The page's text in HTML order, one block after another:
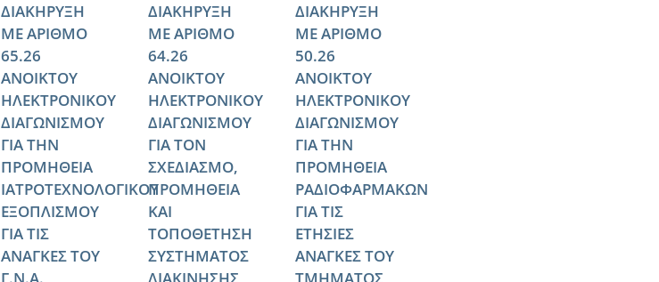
ΔΙΑΚΗΡΥΞΗ
ΜΕ ΑΡΙΘΜΟ
65.26
ΑΝΟΙΚΤΟΥ
ΗΛΕΚΤΡΟΝΙΚΟΥ
ΔΙΑΓΩΝΙΣΜΟΥ
ΓΙΑ ΤΗΝ
ΠΡΟΜΗΘΕΙΑ
ΙΑΤΡΟΤΕΧΝΟΛΟΓΙΚΟΥ
ΕΞΟΠΛΙΣΜΟΥ
ΓΙΑ ΤΙΣ
ΑΝΑΓΚΕΣ ΤΟΥ
ΔΙΑΚΗΡΥΞΗ
ΜΕ ΑΡΙΘΜΟ
64.26
ΑΝΟΙΚΤΟΥ
ΗΛΕΚΤΡΟΝΙΚΟΥ
ΔΙΑΓΩΝΙΣΜΟΥ
ΓΙΑ ΤΟΝ
ΣΧΕΔΙΑΣΜΟ,
ΠΡΟΜΗΘΕΙΑ
ΚΑΙ
ΤΟΠΟΘΕΤΗΣΗ
ΣΥΣΤΗΜΑΤΟΣ
ΔΙΑΚΗΡΥΞΗ
ΜΕ ΑΡΙΘΜΟ
50.26
ΑΝΟΙΚΤΟΥ
ΗΛΕΚΤΡΟΝΙΚΟΥ
ΔΙΑΓΩΝΙΣΜΟΥ
ΓΙΑ ΤΗΝ
ΠΡΟΜΗΘΕΙΑ
ΡΑΔΙΟΦΑΡΜΑΚΩΝ
ΓΙΑ ΤΙΣ
ΕΤΗΣΙΕΣ
ΑΝΑΓΚΕΣ ΤΟΥ